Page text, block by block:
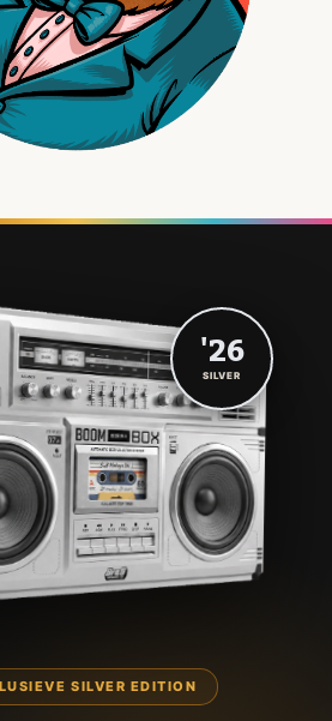
SILVER EDITION
'26
SILVER